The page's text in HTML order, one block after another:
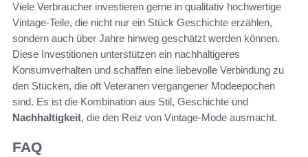
Viele Verbraucher investieren gerne in qualitativ hochwertige
Vintage-Teile, die nicht nur ein Stück Geschichte erzählen,
sondern auch über Jahre hinweg geschätzt werden können.
Diese Investitionen unterstützen ein nachhaltigeres
Konsumverhalten und schaffen eine liebevolle Verbindung zu
den Stücken, die oft Veteranen vergangener Modeepochen
sind. Es ist die Kombination aus Stil, Geschichte und
Nachhaltigkeit, die den Reiz von Vintage-Mode ausmacht.
FAQ